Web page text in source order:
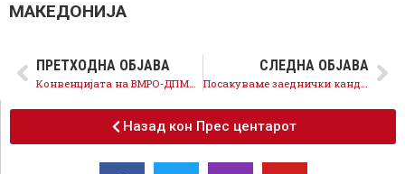
МАКЕДОНИЈА
ПРЕТХОДНА ОБЈАВА
Конвенцијата на ВМРО-ДПМНЕ е најобична фарса, Мицкоски сам го одбра неговиот кандидат, денеска е само официјализација
СЛЕДНА ОБЈАВА
Посакуваме заеднички кандидат за Претседател, шансата е пред нас, да ја испратиме повторно пораката за единство на граѓаните
Назад кон Прес центарот